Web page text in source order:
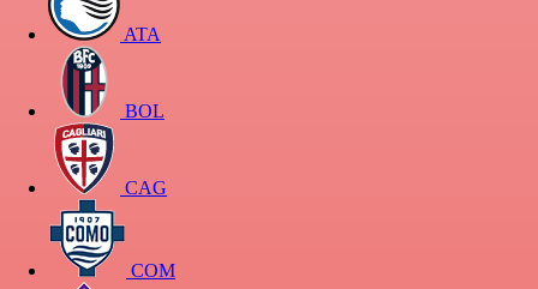
ATA
BOL
CAG
COM